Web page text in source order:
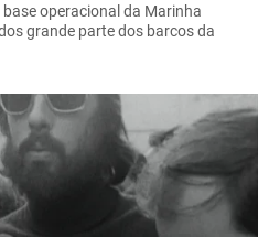
operacional da Marinha
grande parte dos barcos da